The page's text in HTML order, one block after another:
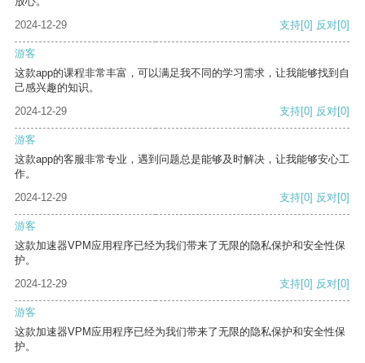
2024-12-29
支持[0] 反对[0]
游客
这款app的课程非常丰富，可以满足我不同的学习需求，让我能够找到自
己感兴趣的知识。
2024-12-29
支持[0] 反对[0]
游客
这款app的客服非常专业，遇到问题总是能够及时解决，让我能够安心工
作。
2024-12-29
支持[0] 反对[0]
游客
这款加速器VPM应用程序已经为我们带来了无限的隐私保护和安全性保
护。
2024-12-29
支持[0] 反对[0]
游客
这款加速器VPM应用程序已经为我们带来了无限的隐私保护和安全性保
护。